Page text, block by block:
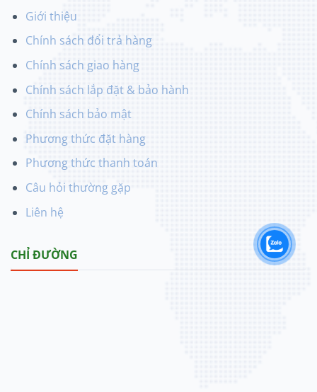
Giới thiệu
Chính sách đổi trả hàng
Chính sách giao hàng
Chính sách lắp đặt & bảo hành
Chính sách bảo mật
Phương thức đặt hàng
Phương thức thanh toán
Câu hỏi thường gặp
Liên hệ
CHỈ ĐƯỜNG